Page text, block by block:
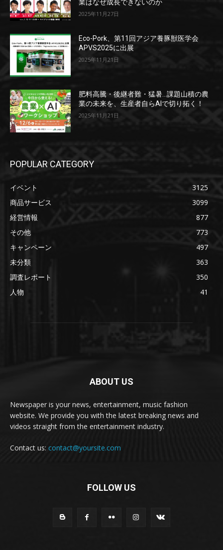
業はなぜ成長できないのか
2025年11月27日
Eco-Pork、第11回アジア養豚獣医学会
APVS2025に出展
2025年11月21日
肥料高騰・後継者難・猛暑…課題山積の農
業の未来を、生産者自らAIで切り拓く！
2025年11月21日
POPULAR CATEGORY
イベント
3125
商品サービス
3099
経営情報
877
その他
773
キャンペーン
497
未分類
363
調査レポート
350
人物
41
ABOUT US
Newspaper is your news, entertainment, music fashion
website. We provide you with the latest breaking news and
videos straight from the entertainment industry.
Contact us: contact@yoursite.com
FOLLOW US